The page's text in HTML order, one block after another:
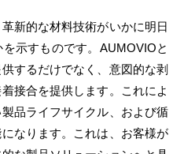
新的な材料技術がいかに明日
示すものです。AUMOVIOと
するだけでなく、意図的な剥
接合を提供します。これによ
品ライフサイクル、および循
なります。これは、お客様が